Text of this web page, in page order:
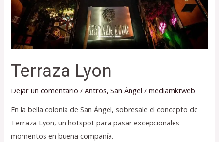
Terraza Lyon
Dejar un comentario /Antros,San Ángel /mediamktweb
En la bella colonia de San Ángel, sobresale el concepto de
Terraza Lyon, un hotspot para pasar excepcionales
momentos en buena compañía.